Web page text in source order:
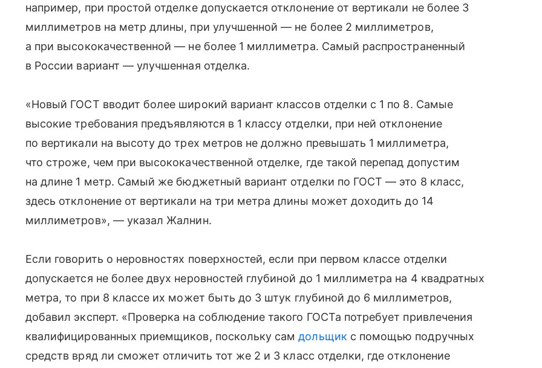
например, при простой отделке допускается отклонение от вертикали не более 3
миллиметров на метр длины, при улучшенной — не более 2 миллиметров,
а при высококачественной — не более 1 миллиметра. Самый распространенный
в России вариант — улучшенная отделка.
«Новый ГОСТ вводит более широкий вариант классов отделки с 1 по 8. Самые
высокие требования предъявляются в 1 классу отделки, при ней отклонение
по вертикали на высоту до трех метров не должно превышать 1 миллиметра,
что строже, чем при высококачественной отделке, где такой перепад допустим
на длине 1 метр. Самый же бюджетный вариант отделки по ГОСТ — это 8 класс,
здесь отклонение от вертикали на три метра длины может доходить до 14
миллиметров», — указал Жалнин.
Если говорить о неровностях поверхностей, если при первом классе отделки
допускается не более двух неровностей глубиной до 1 миллиметра на 4 квадратных
метра, то при 8 классе их может быть до 3 штук глубиной до 6 миллиметров,
добавил эксперт. «Проверка на соблюдение такого ГОСТа потребует привлечения
квалифицированных приемщиков, поскольку самдольщикс помощью подручных
средств вряд ли сможет отличить тот же 2 и 3 класс отделки, где отклонение